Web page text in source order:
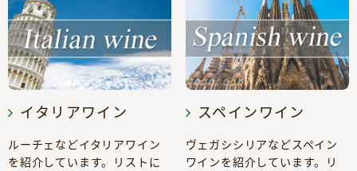
イタリアワイン
ルーチェなどイタリアワイン
を紹介しています。リストに
スペインワイン
ヴェガシシリアなどスペイン
ワインを紹介しています。リ